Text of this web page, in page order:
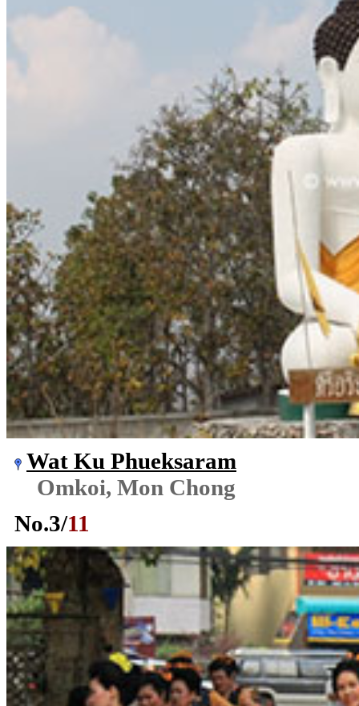
Wat Ku Phueksaram
Omkoi, Mon Chong
No.3/11